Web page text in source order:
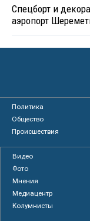
Спецборт и
аэропорт
Политика
Общество
Происшествия
Видео
Фото
Мнения
Медиацентр
Колумнисты